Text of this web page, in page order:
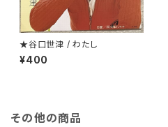
★谷口世津 / わたし
¥400
その他の商品